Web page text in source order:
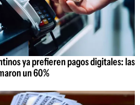
ya prefieren pagos digitales: las
un 60%